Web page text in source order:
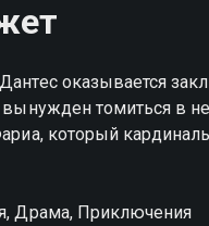
оказывается
томиться в
который
Драма, Приключения